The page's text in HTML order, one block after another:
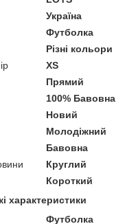
Україна
Футболка
Різні кольори
XS
Прямий
100% Бавовна
Новий
Молодіжний
Бавовна
Круглий
Короткий
характеристики
Футболка